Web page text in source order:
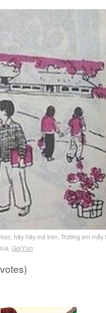
hây hây má tròn, Trường em mấy
GoiY.vn